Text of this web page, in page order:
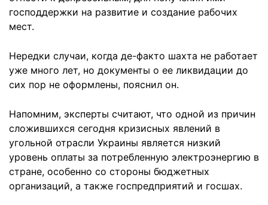
господдержки на развитие и создание рабочих
мест.
Нередки случаи, когда де-факто шахта не работает
уже много лет, но документы о ее ликвидации до
сих пор не оформлены, пояснил он.
Напомним, эксперты считают, что одной из причин
сложившихся сегодня кризисных явлений в
угольной отрасли Украины является низкий
уровень оплаты за потребленную электроэнергию в
стране, особенно со стороны бюджетных
организаций, а также госпредприятий и госшах.